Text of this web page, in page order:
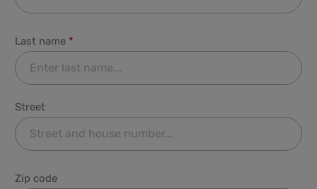
Last name *
Street
Zip code